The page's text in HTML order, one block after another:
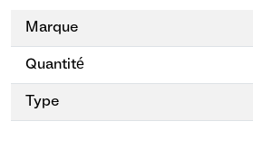
Marque
Quantité
Type